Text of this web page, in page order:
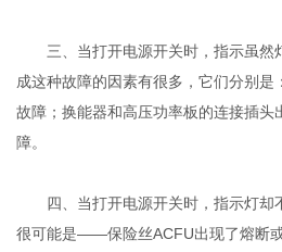
三、当打开电源开关时，指示虽然
成这种故障的因素有很多，它们分别是
故障；换能器和高压功率板的连接插头
障。
四、当打开电源开关时，指示灯却
很可能是——保险丝ACFU出现了熔断